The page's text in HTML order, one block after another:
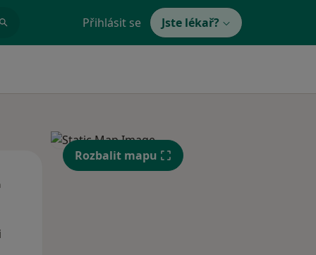
Přihlásit se Jste lékař?
St Čt
Rozbalit mapu